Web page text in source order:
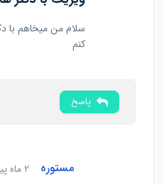
سلام من میخاهم با
کنم
پاسخ
مستوره ۲ ماه پیش